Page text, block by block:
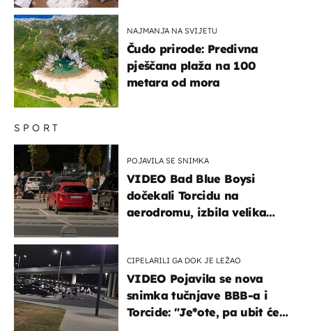
SPORT
POJAVILA SE SNIMKA
VIDEO Bad Blue Boysi
dočekali Torcidu na
aerodromu, izbila velika
CIPELARILI GA DOK JE LEŽAO
VIDEO Pojavila se nova
snimka tučnjave BBB-a i
Torcide: "Je*ote, pa ubit će
NAJMANJA NA SVIJETU
Čudo prirode: Predivna
pješčana plaža na 100
metara od mora